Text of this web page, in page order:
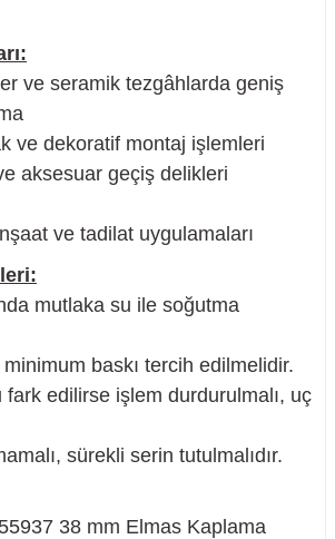
ve seramik tezgâhlarda geniş
ve dekoratif montaj işlemleri
aksesuar geçiş delikleri
ve tadilat uygulamaları
mutlaka su ile soğutma
baskı tercih edilmelidir.
edilirse işlem durdurulmalı, uç
sürekli serin tutulmalıdır.
38 mm Elmas Kaplama